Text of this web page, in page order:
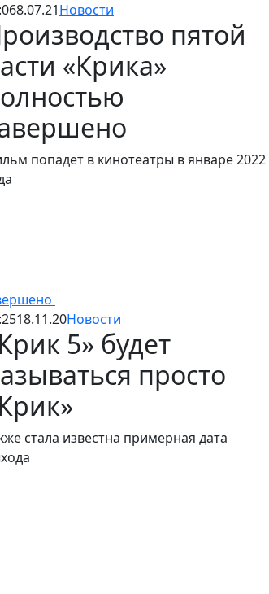
8.07.21Новости
пятой
«Крика»
попадет в кинотеатры в январе 2022
18.11.20Новости
5» будет
просто
стала известна примерная дата